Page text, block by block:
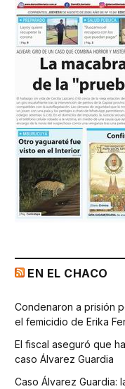
EN EL CHACO
Condenaron a prisión
el femicidio de Erika
El fiscal aseguró que
caso Álvarez Guardia
Caso Álvarez Guardia: